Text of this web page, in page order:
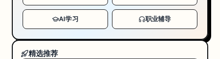
AI学习 职业辅导
精选推荐